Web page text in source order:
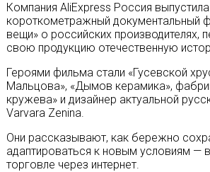
Компания AliExpress Россия выпустила
короткометражный документальный
вещи» о российских производителях,
свою продукцию отечественную
Героями фильма стали «Гусевской
Мальцова», «Дымов керамика»,
кружева» и дизайнер актуальной
Varvara Zenina.
Они рассказывают, как бережно
адаптироваться к новым условиям —
торговле через интернет.